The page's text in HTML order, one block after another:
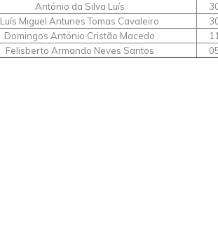
António da Silva Luís
Luís Miguel Antunes Tomas Cavaleiro
Domingos António Cristão Macedo
Felisberto Armando Neves Santos